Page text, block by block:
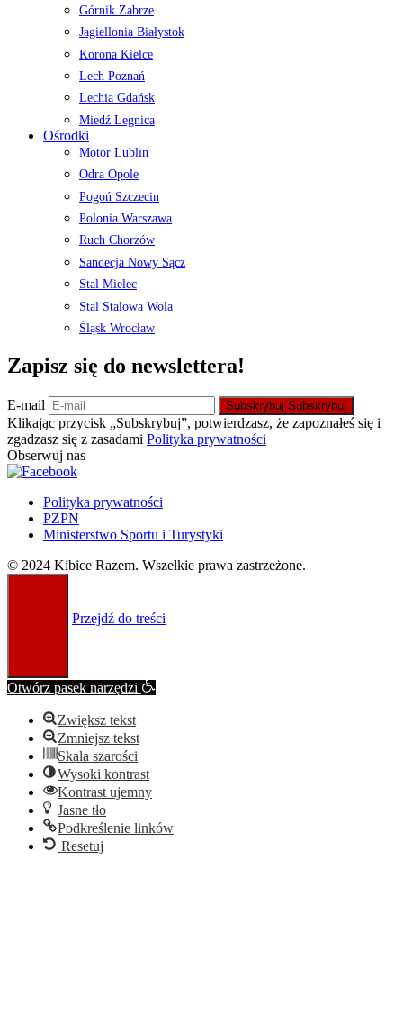
Górnik Zabrze
Jagiellonia Białystok
Korona Kielce
Lech Poznań
Lechia Gdańsk
Miedź Legnica
Ośrodki
Motor Lublin
Odra Opole
Pogoń Szczecin
Polonia Warszawa
Ruch Chorzów
Sandecja Nowy Sącz
Stal Mielec
Stal Stalowa Wola
Śląsk Wrocław
Zapisz się do newslettera!
E-mail Subskrybuj Subskrybuj
Klikając przycisk „Subskrybuj”, potwierdzasz, że zapoznałeś się i
zgadzasz się z zasadami Polityka prywatności
Obserwuj nas
Polityka prywatności
PZPN
Ministerstwo Sportu i Turystyki
© 2024 Kibice Razem. Wszelkie prawa zastrzeżone.
Przejdź do treści
Otwórz pasek narzędzi
Zwiększ tekst
Zmniejsz tekst
Skala szarości
Wysoki kontrast
Kontrast ujemny
Jasne tło
Podkreślenie linków
Resetuj